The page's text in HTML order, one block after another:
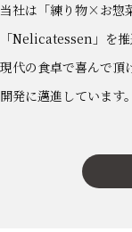
当社は「練り物×お惣
「Nelicatessen」を推
現代の食卓で喜んで頂
開発に邁進しています。